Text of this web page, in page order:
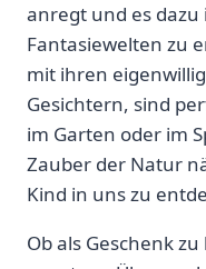
anregt und es
Fantasiewelten zu
mit ihren
Gesichtern, sind
im Garten oder im
Zauber der Natur
Kind in uns zu
Ob als Geschenk